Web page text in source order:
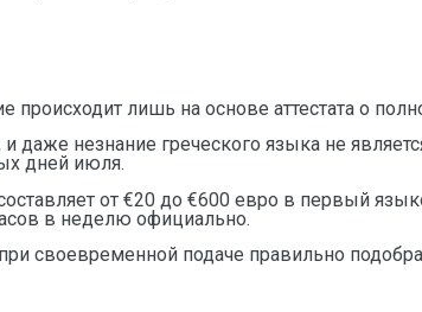
происходит лишь на основе аттестата о
незнание греческого языка не
дней июля.
от €20 до €600 евро в первый
в неделю официально.
своевременной подаче правильно